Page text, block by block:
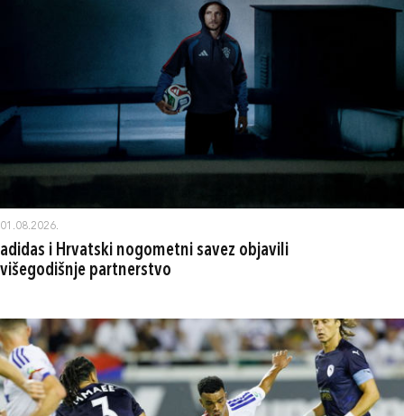
01.08.2026.
adidas i Hrvatski nogometni savez objavili
višegodišnje partnerstvo